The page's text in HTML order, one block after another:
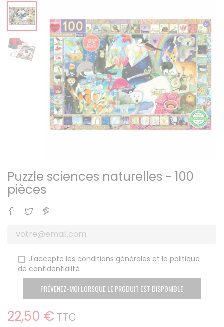
Puzzle sciences naturelles - 100
pièces
Partager
Tweet
J'accepte les conditions générales et la politique
de confidentialité
PRÉVENEZ-MOI LORSQUE LE PRODUIT EST DISPONIBLE
22,50 € TTC